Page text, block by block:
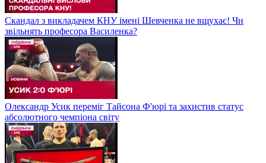
Скандал з викладачем КНУ імені Шевченка не вщухає! Чи
звільнять професора Василенка?
Олександр Усик переміг Тайсона Ф'юрі та захистив статус
абсолютного чемпіона світу